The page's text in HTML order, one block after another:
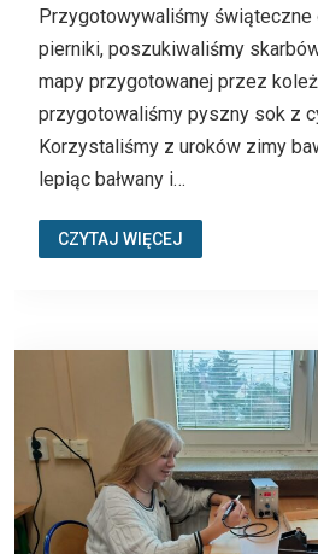
Przygotowywaliśmy świąteczne
pierniki, poszukiwaliśmy
mapy przygotowanej przez
przygotowaliśmy pyszny sok z
Korzystaliśmy z uroków zimy
lepiąc bałwany i…
CZYTAJ WIĘCEJ